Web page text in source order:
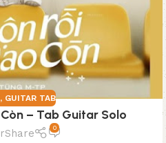
, GUITAR TAB
– Tab Guitar Solo
0